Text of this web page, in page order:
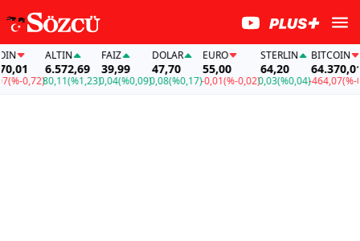
0,72)
ALTIN
6.572,69
80,11(%1,23)
FAİZ
39,99
0,04(%0,09)
DOLAR
47,70
0,08(%0,17)
EURO
55,00
-0,01(%-0,02)
STERLIN
64,20
0,03(%0,04)
BITCOIN
64.370,01
-464,07(%-